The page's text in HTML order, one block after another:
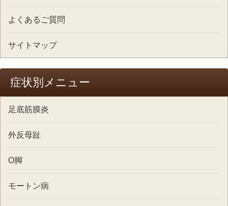
よくあるご質問
サイトマップ
症状別メニュー
足底筋膜炎
外反母趾
O脚
モートン病